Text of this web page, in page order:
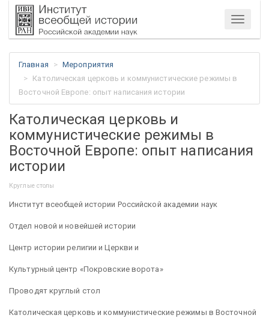
Меню
Главная
Мероприятия
Католическая церковь и коммунистические режимы в
Восточной Европе: опыт написания истории
Католическая церковь и
коммунистические режимы в
Восточной Европе: опыт написания
истории
Круглые столы
Институт всеобщей истории Российской академии наук
Отдел новой и новейшей истории
Центр истории религии и Церкви и
Культурный центр «Покровские ворота»
Проводят круглый стол
Католическая церковь и коммунистические режимы в Восточной